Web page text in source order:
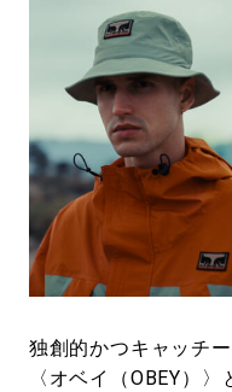
#路地裏てぃーん。
#GH 銘品の所以
#Commune H
#ととけん
#LIFESTYLE
#SPORTS
独創的かつキャッチ
〈オベイ（OBEY）